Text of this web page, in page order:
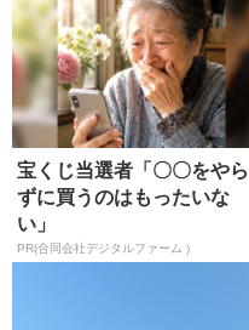
宝くじ当選者「〇〇をやら
ずに買うのはもったいな
い」
PR(合同会社デジタルファーム )